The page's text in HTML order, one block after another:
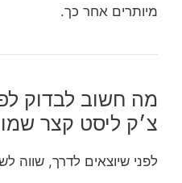
מיותרים אחר כך.
מה חשוב לבדוק
צ׳ק ליסט קצר
לפני שיוצאים לדרך, שווה